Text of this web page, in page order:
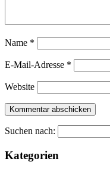
Name *
E-Mail-Adresse *
Website
Suchen nach:
Kategorien